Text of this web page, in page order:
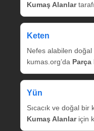
Kumaş Alanlar
Keten
Nefes alabilen doğal
kumas.org’da Parça
Yün
Sıcacık ve doğal bir
Kumaş Alanlariçin